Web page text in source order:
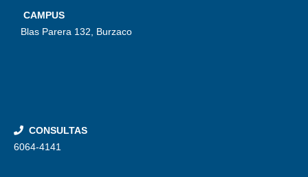
CAMPUS
Blas Parera 132, Burzaco
CONSULTAS
6064-4141